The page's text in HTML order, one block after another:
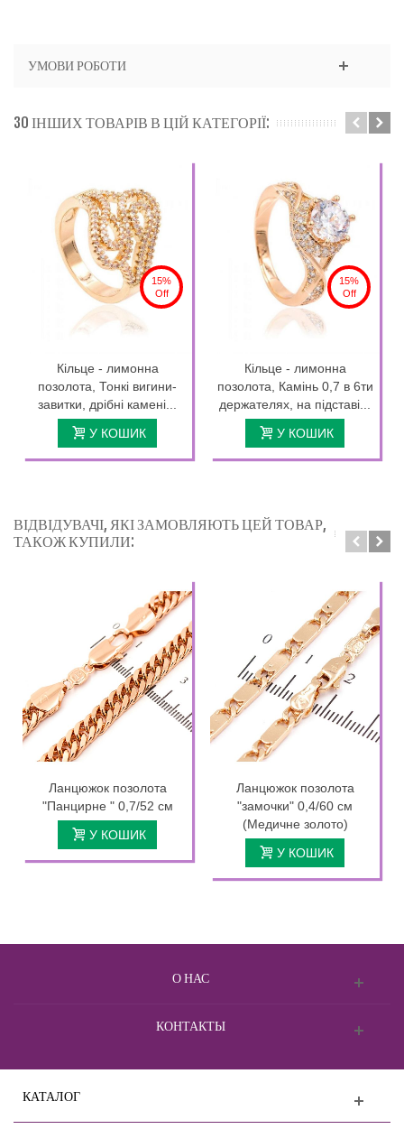
УМОВИ РОБОТИ
30 ІНШИХ ТОВАРІВ В ЦІЙ КАТЕГОРІЇ:
15%
Off
Кільце - лимонна
позолота, Тонкі вигини-
завитки, дрібні камені...
У КОШИК
15%
Off
Кільце - лимонна
позолота, Камінь 0,7 в 6ти
держателях, на підставі...
У КОШИК
ВІДВІДУВАЧІ, ЯКІ ЗАМОВЛЯЮТЬ ЦЕЙ ТОВАР,
ТАКОЖ КУПИЛИ:
Ланцюжок позолота
"Панцирне " 0,7/52 см
У КОШИК
Ланцюжок позолота
"замочки" 0,4/60 см
(Медичне золото)
У КОШИК
О НАС
КОНТАКТЫ
КАТАЛОГ